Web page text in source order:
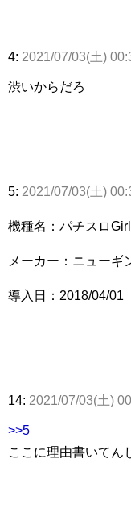
4: 2021/07/03(土)
渋いからだろ
5: 2021/07/03(土)
機種名：パチスロ
メーカー：ニューギ
導入日：2018/04/01
14: 2021/07/03(土)
>>5
ここに理由書いてん